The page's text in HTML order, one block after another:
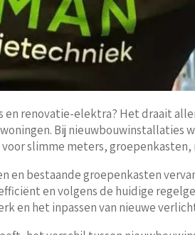
renovatie-elektra? Het draait
Bij nieuwbouwinstallaties
slimme meters,
bestaande groepenkasten
en volgens de huidige
en het inpassen van nieuwe